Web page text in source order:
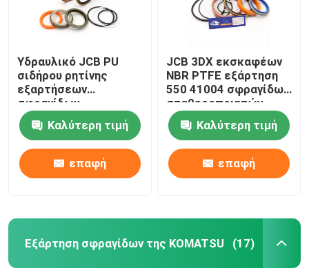
Υδραυλικό JCB PU
σιδήρου ρητίνης
εξαρτήσεων
σφραγίδων
λαστιχένιο υλικό για
332Y-5599Καλύτερη τιμή
επαφή
JCB 3DX εκσκαφέων
NBR PTFE εξάρτηση
550 41004 σφραγίδων
σταθεροποιητών
Καλύτερη τιμή
επαφή
Εξάρτηση σφραγίδων της KOMATSU (17)